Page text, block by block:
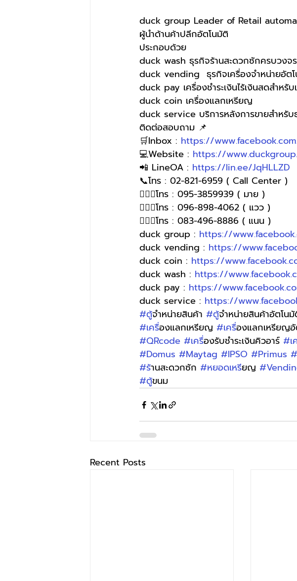
duck group Leader of Retail
ผู้นำด้านค้าปลีกอัตโนมัติ
ประกอบด้วย
duck wash ธุรกิจร้านสะดวกซักครบวงจร
duck vending  ธุรกิจเครื่องจำหน่ายอัต
duck pay เครื่องชำระเงินไร้เงินสดสำหรั
duck coin เครื่องแลกเหรียญ
duck service บริการหลังการขายสำหรับ
ติดต่อสอบถาม 📌
🛒Inbox : https://
💻Website : https://
📲 LineOA : https://lin.ee/JqHLLZD
📞โทร : 02-821-6959 ( Call Center )
🙋🏻‍♀️โทร : 095-3859939 ( มาย )
🙋🏻‍♀โทร : 096-898-4062 ( แวว )
🙋🏻‍♀️โทร : 083-496-8886 ( แนน )
duck group : https://
duck vending : https://
duck coin : https://
duck wash : https://
duck pay : https://
duck service : https://
#ตู้จำหน่ายสินค้า #ตจำหน่ายสินค้าอัตโน
#เครื่องแลกเหรียญ #เครองแลกเหรียญ
#QRcode #เครื่องรับชำระเงินคิวอาร์ #เ
#Domus #Maytag #IPSO #Primus
#ร้านสะดวกซัก #หยอดเหรียญ
#ตู้ขนม
Recent Posts